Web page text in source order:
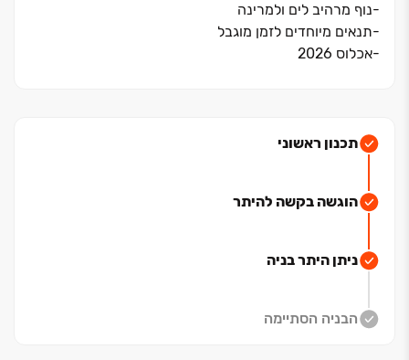
‏-נוף מרהיב לים ולמרינה
‏-תנאים מיוחדים לזמן מוגבל
‏-אכלוס ‏2026
השאירו פרטים עכשיו ונחזור אליכם
תכנון ראשוני
הוגשה בקשה להיתר
ניתן היתר בניה
הבניה הסתיימה